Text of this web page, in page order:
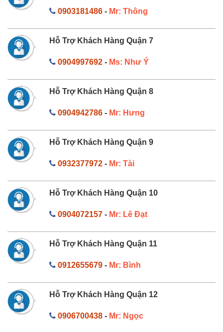
0903181486- Mr: Thông
Hỗ Trợ Khách Hàng Quận 7
0904997692- Ms: Như Ý
Hỗ Trợ Khách Hàng Quận 8
0904942786- Mr: Hưng
Hỗ Trợ Khách Hàng Quận 9
0932377972- Mr: Tài
Hỗ Trợ Khách Hàng Quận 10
0904072157- Mr: Lê Đạt
Hỗ Trợ Khách Hàng Quận 11
0912655679- Mr: Bình
Hỗ Trợ Khách Hàng Quận 12
0906700438- Mr: Ngọc